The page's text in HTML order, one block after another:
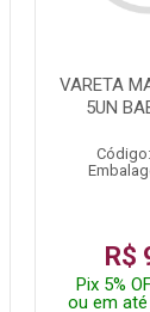
VARETA
5UN
R$
Pix 5%
ou em até